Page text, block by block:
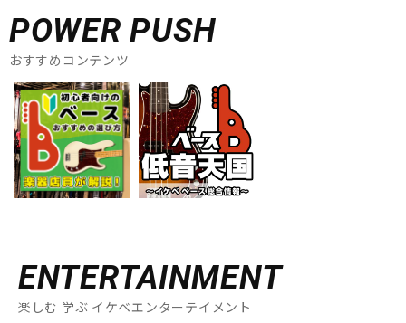
POWER PUSH
おすすめコンテンツ
ENTERTAINMENT
楽しむ 学ぶ イケベエンターテイメント